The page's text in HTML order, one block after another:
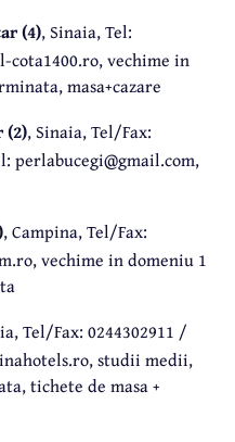
(4), Sinaia, Tel:
cota1400.ro, vechime in
masa+cazare
(2), Sinaia, Tel/Fax:
perlabucegi@gmail.com,
, Campina, Tel/Fax:
vechime in domeniu 1
Tel/Fax: 0244302911 /
studii medii,
tichete de masa +